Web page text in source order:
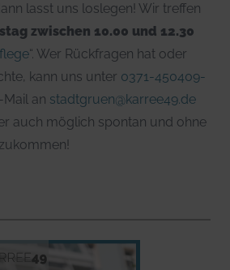
lasst uns loslegen! Wir treffen
zwischen 10.00 und 12.30
“. Wer Rückfragen hat oder
kann uns unter 0371-450409-
an stadtgruen@karree49.de
auch möglich spontan und ohne